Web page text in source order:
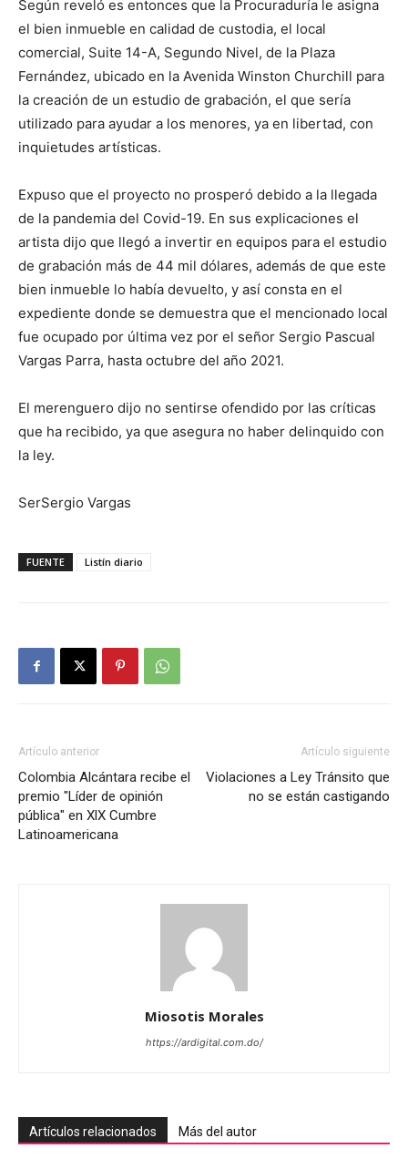
Según reveló es entonces que la Procuraduría le asigna
el bien inmueble en calidad de custodia, el local
comercial, Suite 14-A, Segundo Nivel, de la Plaza
Fernández, ubicado en la Avenida Winston Churchill para
la creación de un estudio de grabación, el que sería
utilizado para ayudar a los menores, ya en libertad, con
inquietudes artísticas.
Expuso que el proyecto no prosperó debido a la llegada
de la pandemia del Covid-19. En sus explicaciones el
artista dijo que llegó a invertir en equipos para el estudio
de grabación más de 44 mil dólares, además de que este
bien inmueble lo había devuelto, y así consta en el
expediente donde se demuestra que el mencionado local
fue ocupado por última vez por el señor Sergio Pascual
Vargas Parra, hasta octubre del año 2021.
El merenguero dijo no sentirse ofendido por las críticas
que ha recibido, ya que asegura no haber delinquido con
la ley.
SerSergio Vargas
FUENTE Listín diario
Artículo anterior
Colombia Alcántara recibe el
premio "Líder de opinión
pública" en XlX Cumbre
Latinoamericana
Artículo siguiente
Violaciones a Ley Tránsito que
no se están castigando
Miosotis Morales
https://ardigital.com.do/
Artículos relacionados Más del autor